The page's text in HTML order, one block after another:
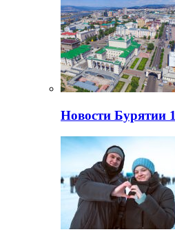
Новости Бурятии